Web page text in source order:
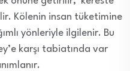
Kölenin insan tüketimine
yönleriyle ilgilenir. Bu
karşı tabiatında var